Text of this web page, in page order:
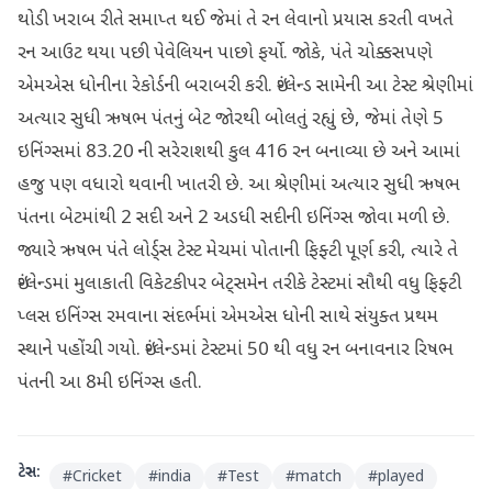
થોડી ખરાબ રીતે સમાપ્ત થઈ જેમાં તે રન લેવાનો પ્રયાસ કરતી વખતે
રન આઉટ થયા પછી પેવેલિયન પાછો ફર્યો. જોકે, પંતે ચોક્કસપણે
એમએસ ધોનીના રેકોર્ડની બરાબરી કરી. ઇંગ્લેન્ડ સામેની આ ટેસ્ટ શ્રેણીમાં
અત્યાર સુધી ઋષભ પંતનું બેટ જોરથી બોલતું રહ્યું છે, જેમાં તેણે 5
ઇનિંગ્સમાં 83.20 ની સરેરાશથી કુલ 416 રન બનાવ્યા છે અને આમાં
હજુ પણ વધારો થવાની ખાતરી છે. આ શ્રેણીમાં અત્યાર સુધી ઋષભ
પંતના બેટમાંથી 2 સદી અને 2 અડધી સદીની ઇનિંગ્સ જોવા મળી છે.
જ્યારે ઋષભ પંતે લોર્ડ્સ ટેસ્ટ મેચમાં પોતાની ફિફ્ટી પૂર્ણ કરી, ત્યારે તે
ઇંગ્લેન્ડમાં મુલાકાતી વિકેટકીપર બેટ્સમેન તરીકે ટેસ્ટમાં સૌથી વધુ ફિફ્ટી
પ્લસ ઇનિંગ્સ રમવાના સંદર્ભમાં એમએસ ધોની સાથે સંયુક્ત પ્રથમ
સ્થાને પહોંચી ગયો. ઇંગ્લેન્ડમાં ટેસ્ટમાં 50 થી વધુ રન બનાવનાર રિષભ
પંતની આ 8મી ઇનિંગ્સ હતી.
ટેગ્સ: #Cricket #india #Test #match #played